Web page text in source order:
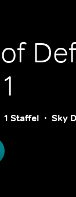
1 Staffel Sky